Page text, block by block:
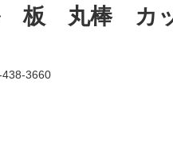
板 丸棒 カ
3660